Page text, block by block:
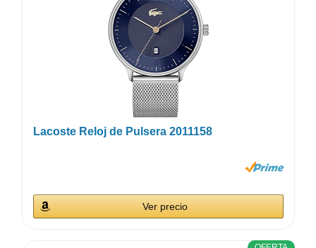
Lacoste Reloj de Pulsera 2011158
Ver precio